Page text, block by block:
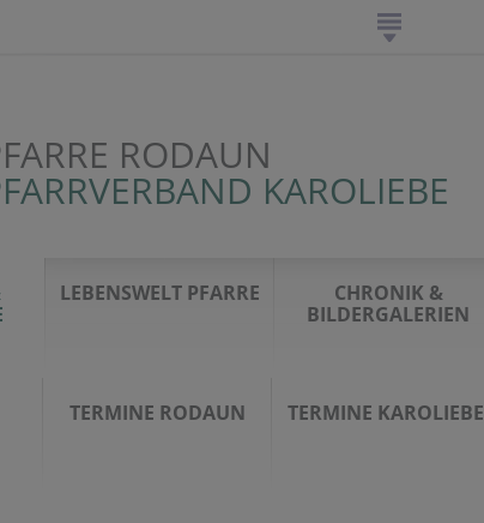
RODAUN
KAROLIEBE
LEBENSWELT PFARRE
CHRONIK &
BILDERGALERIEN
TERMINE RODAUN TERMINE KAROLIEBE